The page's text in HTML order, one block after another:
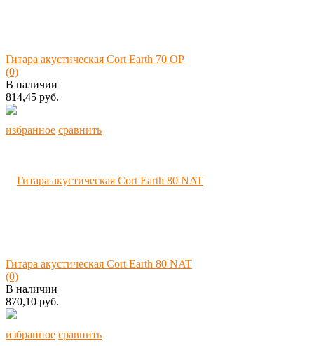
избранное сравнить
Гитара акустическая Cort Earth 70 OP
(0)
В наличии
814,45 руб.
избранное сравнить
Гитара акустическая Cort Earth 80 NAT
(0)
В наличии
870,10 руб.